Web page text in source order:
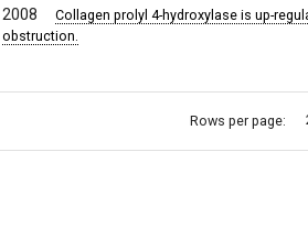
2008
Collagen prolyl 4-hydroxylase is up-
obstruction.
Rows per page: